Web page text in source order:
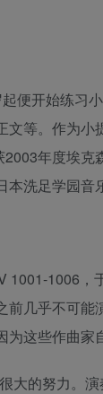
便开始练习
等。作为
年度埃
本洗足学园
1001-1006
几乎不可能
这些作曲家
大的努力。